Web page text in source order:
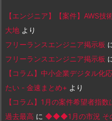
【エンジニア】【案件】AWS
大地 より
フリーランスエンジニア掲示板
フリーランスエンジニア掲示板
【コラム】中小企業デジタル化
たい - 金速まとめ+ より
【コラム】1月の案件希望者指
過去最高 に ◆◆◆1月の市況 そ